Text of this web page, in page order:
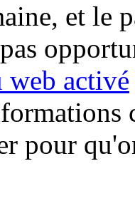
et le
web activé
pour